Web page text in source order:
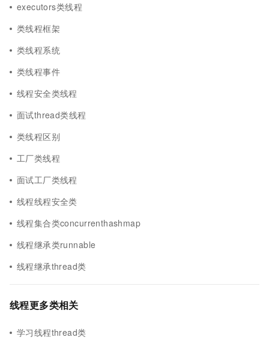
executors类线程
类线程框架
类线程系统
类线程事件
线程安全类线程
面试thread类线程
类线程区别
工厂类线程
面试工厂类线程
线程线程安全类
线程集合类concurrenthashmap
线程继承类runnable
线程继承thread类
线程更多类相关
学习线程thread类